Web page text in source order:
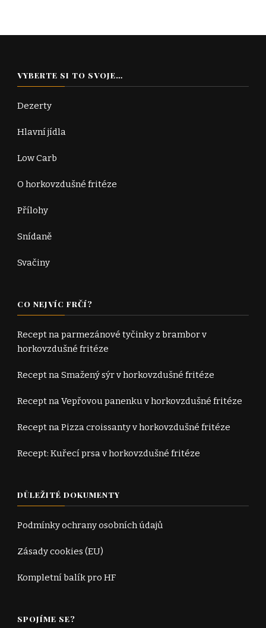
VYBERTE SI TO SVOJE…
Dezerty
Hlavní jídla
Low Carb
O horkovzdušné fritéze
Přílohy
Snídaně
Svačiny
CO NEJVÍC FRČÍ?
Recept na parmezánové tyčinky z brambor v
horkovzdušné fritéze
Recept na Smažený sýr v horkovzdušné fritéze
Recept na Vepřovou panenku v horkovzdušné fritéze
Recept na Pizza croissanty v horkovzdušné fritéze
Recept: Kuřecí prsa v horkovzdušné fritéze
DŮLEŽITÉ DOKUMENTY
Podmínky ochrany osobních údajů
Zásady cookies (EU)
Kompletní balík pro HF
SPOJÍME SE?